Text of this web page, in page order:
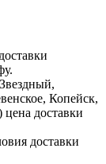
Копейск,
доставки
доставки